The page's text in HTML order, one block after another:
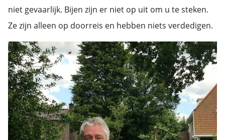
niet gevaarlijk. Bijen zijn er niet op uit om u te steken.
Ze zijn alleen op doorreis en hebben niets verdedigen.